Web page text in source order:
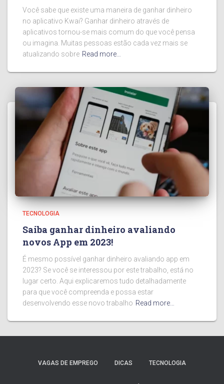
Você sabe que existe uma maneira de ganhar dinheiro
no aplicativo Kwai? Ganhar dinheiro através de
aplicativos tornou-se mais comum do que você pensa
ou imagina. Muitas pessoas estão cada vez mais se
atualizando sobre Read more…
TECNOLOGIA
Saiba ganhar dinheiro avaliando
novos App em 2023!
É mesmo possível ganhar dinheiro avaliando app em
2023? Se você se interessou por este trabalho, está no
lugar certo. Aqui explicaremos tudo detalhadamente
para que você compreenda e possa estar
desenvolvendo esse novo trabalho Read more…
VAGAS DE EMPREGO DICAS TECNOLOGIA